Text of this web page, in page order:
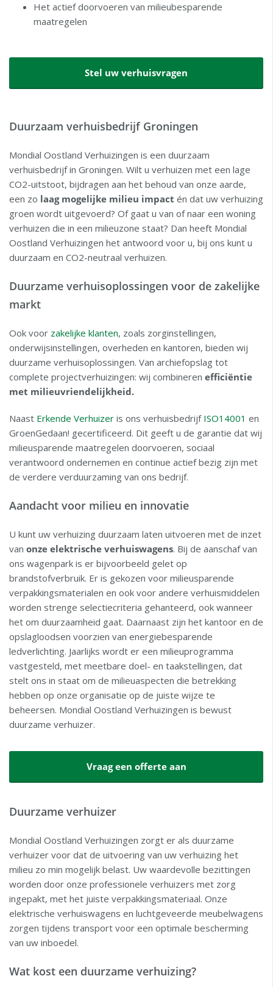
Het actief doorvoeren van milieubesparende
maatregelen
Stel uw verhuisvragen
Duurzaam verhuisbedrijf Groningen
Mondial Oostland Verhuizingen is een duurzaam
verhuisbedrijf in Groningen. Wilt u verhuizen met een lage
CO2-uitstoot, bijdragen aan het behoud van onze aarde,
een zo laag mogelijke milieu impact én dat uw verhuizing
groen wordt uitgevoerd? Of gaat u van of naar een woning
verhuizen die in een milieuzone staat? Dan heeft Mondial
Oostland Verhuizingen het antwoord voor u, bij ons kunt u
duurzaam en CO2-neutraal verhuizen.
Duurzame verhuisoplossingen voor de zakelijke
markt
Ook voor zakelijke klanten, zoals zorginstellingen,
onderwijsinstellingen, overheden en kantoren, bieden wij
duurzame verhuisoplossingen. Van archiefopslag tot
complete projectverhuizingen: wij combineren efficiëntie
met milieuvriendelijkheid.
Naast Erkende Verhuizer is ons verhuisbedrijf ISO14001 en
GroenGedaan! gecertificeerd. Dit geeft u de garantie dat wij
milieusparende maatregelen doorvoeren, sociaal
verantwoord ondernemen en continue actief bezig zijn met
de verdere verduurzaming van ons bedrijf.
Aandacht voor milieu en innovatie
U kunt uw verhuizing duurzaam laten uitvoeren met de inzet
van onze elektrische verhuiswagens. Bij de aanschaf van
ons wagenpark is er bijvoorbeeld gelet op
brandstofverbruik. Er is gekozen voor milieusparende
verpakkingsmaterialen en ook voor andere verhuismiddelen
worden strenge selectiecriteria gehanteerd, ook wanneer
het om duurzaamheid gaat. Daarnaast zijn het kantoor en de
opslagloodsen voorzien van energiebesparende
ledverlichting. Jaarlijks wordt er een milieuprogramma
vastgesteld, met meetbare doel- en taakstellingen, dat
stelt ons in staat om de milieuaspecten die betrekking
hebben op onze organisatie op de juiste wijze te
beheersen. Mondial Oostland Verhuizingen is bewust
duurzame verhuizer.
Vraag een offerte aan
Duurzame verhuizer
Mondial Oostland Verhuizingen zorgt er als duurzame
verhuizer voor dat de uitvoering van uw verhuizing het
milieu zo min mogelijk belast. Uw waardevolle bezittingen
worden door onze professionele verhuizers met zorg
ingepakt, met het juiste verpakkingsmateriaal. Onze
elektrische verhuiswagens en luchtgeveerde meubelwagens
zorgen tijdens transport voor een optimale bescherming
van uw inboedel.
Wat kost een duurzame verhuizing?